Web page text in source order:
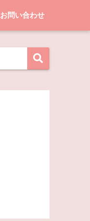
お問い合わせ